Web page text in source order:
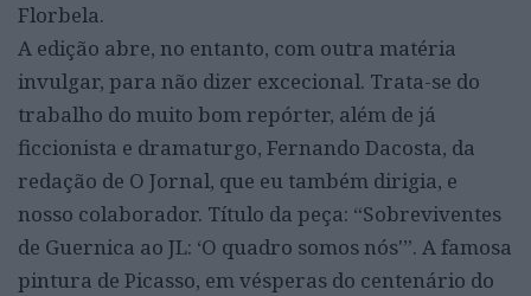
Florbela.
A edição abre, no entanto, com outra matéria
invulgar, para não dizer excecional. Trata-se do
trabalho do muito bom repórter, além de já
ficcionista e dramaturgo, Fernando Dacosta, da
redação de O Jornal, que eu também dirigia, e
nosso colaborador. Título da peça: “Sobreviventes
de Guernica ao JL: ‘O quadro somos nós'”. A famosa
pintura de Picasso, em vésperas do centenário do